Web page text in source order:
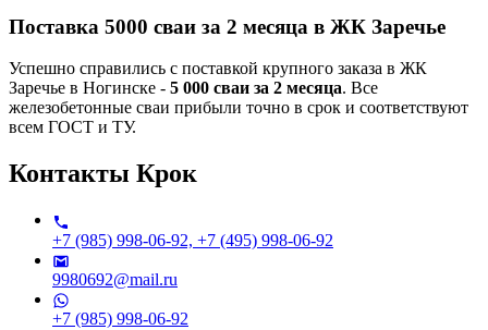
Поставка 5000 сваи за 2 месяца в ЖК Заречье
Успешно справились с поставкой крупного заказа в ЖК
Заречье в Ногинске - 5 000 сваи за 2 месяца. Все
железобетонные сваи прибыли точно в срок и соответствуют
всем ГОСТ и ТУ.
Контакты Крок
+7 (985) 998-06-92, +7 (495) 998-06-92
9980692@mail.ru
+7 (985) 998-06-92